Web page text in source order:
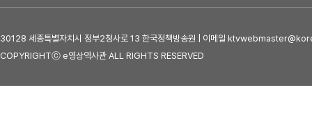
30128 세종특별자치시 정부2청사로 13 한국정책방송원 | 이메일
COPYRIGHTⓒ e영상역사관 ALL RIGHTS RESERVED